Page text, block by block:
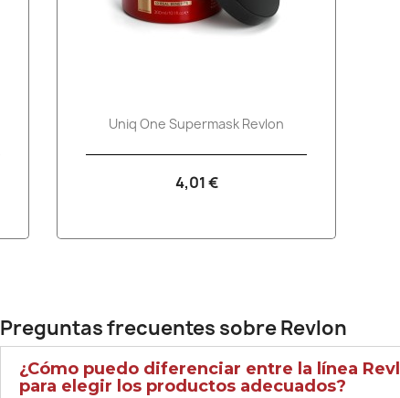
Preguntas frecuentes sobre Revlon
¿Cómo puedo diferenciar entre la línea
para elegir los productos adecuados?
Uniq One Supermask Revlon
4,01 €